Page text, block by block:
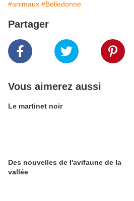
#animaux #Belledonne
Partager
Vous aimerez aussi
Le martinet noir
Des nouvelles de l'avifaune de la
vallée